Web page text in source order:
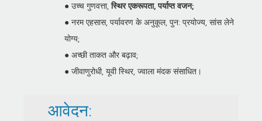
● उच्च गुणवत्ता,स्थिर एकरूपता, पर्याप्त वजन;
● नरम एहसास, पर्यावरण के अनुकूल, पुन: प्रयोज्य, सांस लेने
योग्य;
● अच्छी ताकत और बढ़ाव;
● जीवाणुरोधी, यूवी स्थिर, ज्वाला मंदक संसाधित।
आवेदन: